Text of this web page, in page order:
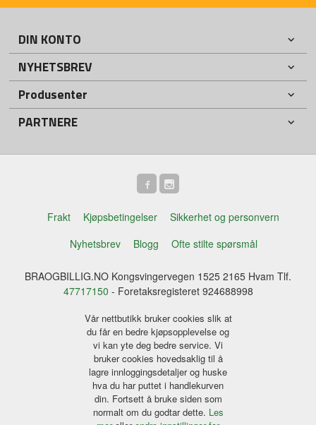
DIN KONTO
NYHETSBREV
Produsenter
PARTNERE
Frakt Kjøpsbetingelser
Sikkerhet og personvern
Nyhetsbrev
Blogg Ofte stilte spørsmål
BRAOGBILLIG.NO Kongsvingervegen 1525 2165 Hvam Tlf.
47717150 - Foretaksregisteret 924688998
Vår nettbutikk bruker cookies slik at
du får en bedre kjøpsopplevelse og
vi kan yte deg bedre service. Vi
bruker cookies hovedsaklig til å
lagre innloggingsdetaljer og huske
hva du har puttet i handlekurven
din. Fortsett å bruke siden som
normalt om du godtar dette. Les